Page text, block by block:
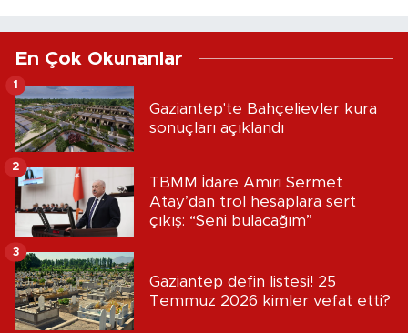
En Çok Okunanlar
Gaziantep'te Bahçelievler kura
sonuçları açıklandı
1
TBMM İdare Amiri Sermet
Atay’dan trol hesaplara sert
çıkış: “Seni bulacağım”
2
Gaziantep defin listesi! 25
Temmuz 2026 kimler vefat etti?
3